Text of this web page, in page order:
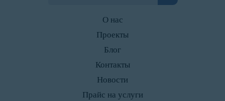
О нас
Проекты
Блог
Контакты
Новости
Прайс на услуги